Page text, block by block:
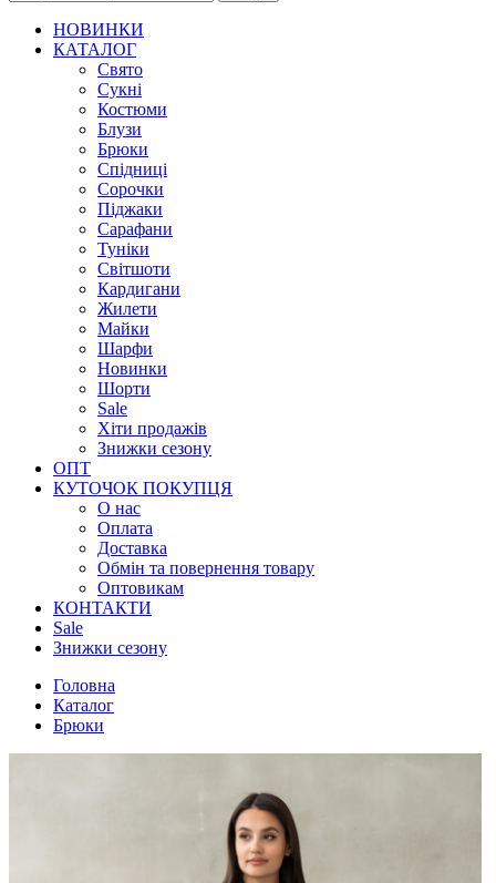
НОВИНКИ
КАТАЛОГ
Свято
Сукні
Костюми
Блузи
Брюки
Спідниці
Сорочки
Піджаки
Сарафани
Туніки
Світшоти
Кардигани
Жилети
Майки
Шарфи
Новинки
Шорти
Sale
Хіти продажів
Знижки сезону
ОПТ
КУТОЧОК ПОКУПЦЯ
О нас
Оплата
Доставка
Обмін та повернення товару
Оптовикам
КОНТАКТИ
Sale
Знижки сезону
Головна
Каталог
Брюки